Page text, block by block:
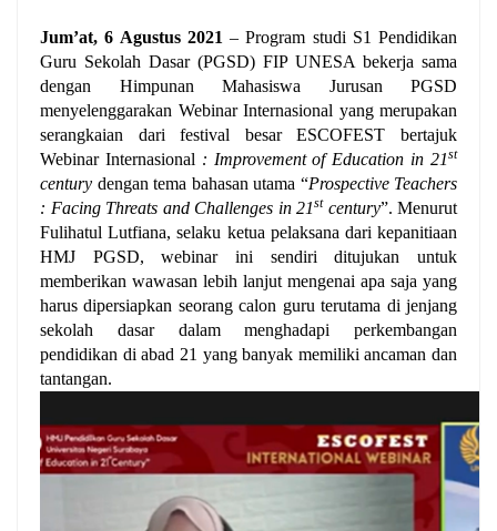
Jum’at, 6 Agustus 2021 – Program studi S1 Pendidikan
Guru Sekolah Dasar (PGSD) FIP UNESA bekerja sama
dengan Himpunan Mahasiswa Jurusan PGSD
menyelenggarakan Webinar Internasional yang merupakan
serangkaian dari festival besar ESCOFEST bertajuk
Webinar Internasional : Improvement of Education in 21st
century dengan tema bahasan utama “Prospective Teachers
: Facing Threats and Challenges in 21stcentury”. Menurut
Fulihatul Lutfiana, selaku ketua pelaksana dari kepanitiaan
HMJ PGSD, webinar ini sendiri ditujukan untuk
memberikan wawasan lebih lanjut mengenai apa saja yang
harus dipersiapkan seorang calon guru terutama di jenjang
sekolah dasar dalam menghadapi perkembangan
pendidikan di abad 21 yang banyak memiliki ancaman dan
tantangan.